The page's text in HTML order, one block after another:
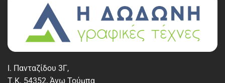
Ι. Πανταζίδου 3Γ,
Τ.Κ. 54352, Άνω Τούμπα